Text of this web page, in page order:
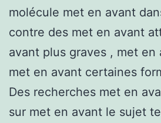
molécule met en avant
contre des met en avant
avant plus graves , met en
met en avant certaines
Des recherches met en
sur met en avant le sujet